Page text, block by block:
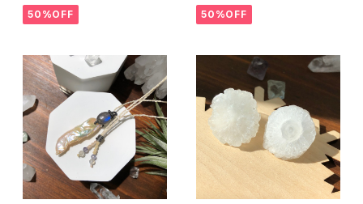
50%OFF 50%OFF